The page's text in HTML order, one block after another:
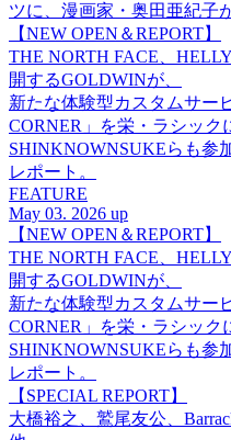
ツに、漫画家・奥田亜紀子
【NEW OPEN＆REPORT】
THE NORTH FACE、
開するGOLDWINが、
新たな体験型カスタムサー
CORNER」を栄・ラシック
SHINKNOWNSUKEらも参
レポート。
FEATURE
May 03. 2026 up
【NEW OPEN＆REPORT】
THE NORTH FACE、
開するGOLDWINが、
新たな体験型カスタムサー
CORNER」を栄・ラシック
SHINKNOWNSUKEらも参
レポート。
【SPECIAL REPORT】
大橋裕之、鷲尾友公、